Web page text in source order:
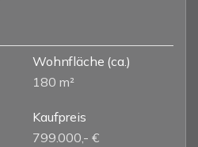
Wohnfläche (ca.)
180 m²
Kaufpreis
799.000,- €